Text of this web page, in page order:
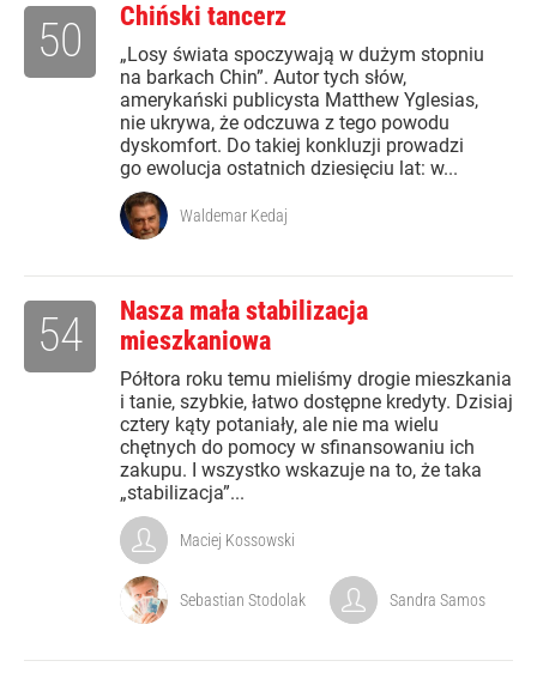
Chiński tancerz
„Losy świata spoczywają w dużym stopniu
na barkach Chin”. Autor tych słów,
amerykański publicysta Matthew Yglesias,
nie ukrywa, że odczuwa z tego powodu
dyskomfort. Do takiej konkluzji prowadzi
go ewolucja ostatnich dziesięciu lat: w...
50
Waldemar Kedaj
Nasza mała stabilizacja
mieszkaniowa
Półtora roku temu mieliśmy drogie mieszkania
i tanie, szybkie, łatwo dostępne kredyty. Dzisiaj
cztery kąty potaniały, ale nie ma wielu
chętnych do pomocy w sfinansowaniu ich
zakupu. I wszystko wskazuje na to, że taka
„stabilizacja”...
54
Maciej Kossowski
Sebastian Stodolak Sandra Samos